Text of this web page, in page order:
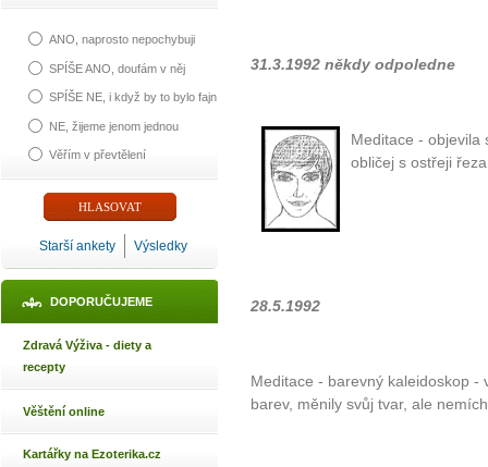
ANO, naprosto nepochybuji
SPÍŠE ANO, doufám v něj
SPÍŠE NE, i když by to bylo fajn
NE, žijeme jenom jednou
Věřím v převtělení
Starší ankety Výsledky
DOPORUČUJEME
Zdravá Výživa - diety a
recepty
Věštění online
Kartářky na Ezoterika.cz
31.3.1992 někdy odpoledne
Meditace - objevila
obličej s ostřeji
28.5.1992
Meditace - barevný kaleidoskop -
barev, měnily svůj tvar, ale